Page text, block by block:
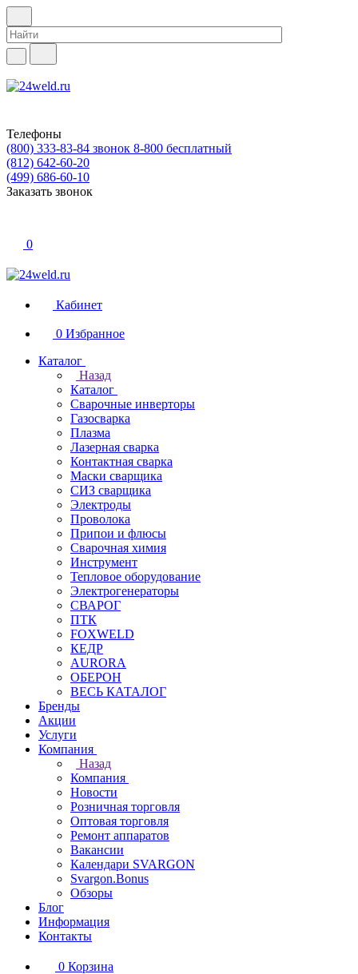
Телефоны
(800) 333-83-84 звонок 8-800 бесплатный
(812) 642-60-20
(499) 686-60-10
Заказать звонок
0
Кабинет
0 Избранное
Каталог
Назад
Каталог
Сварочные инверторы
Газосварка
Плазма
Лазерная сварка
Контактная сварка
Маски сварщика
СИЗ сварщика
Электроды
Проволока
Припои и флюсы
Сварочная химия
Инструмент
Тепловое оборудование
Электрогенераторы
СВАРОГ
ПТК
FOXWELD
КЕДР
AURORA
ОБЕРОН
ВЕСЬ КАТАЛОГ
Бренды
Акции
Услуги
Компания
Назад
Компания
Новости
Розничная торговля
Оптовая торговля
Ремонт аппаратов
Вакансии
Календари SVARGON
Svargon.Bonus
Обзоры
Блог
Информация
Контакты
0 Корзина